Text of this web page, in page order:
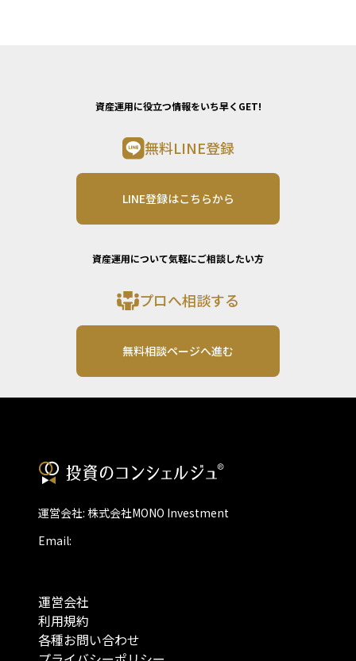
資産運用に役立つ情報をいち早くGET!
無料LINE登録
LINE登録はこちらから
資産運用について気軽にご相談したい方
プロへ相談する
無料相談ページへ進む
運営会社: 株式会社MONO Investment
Email:
運営会社
利用規約
各種お問い合わせ